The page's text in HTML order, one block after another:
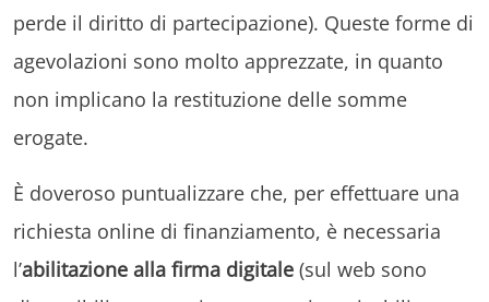
perde il diritto di partecipazione). Queste forme di
agevolazioni sono molto apprezzate, in quanto
non implicano la restituzione delle somme
erogate.
È doveroso puntualizzare che, per effettuare una
richiesta online di finanziamento, è necessaria
l’abilitazione alla firma digitale (sul web sono